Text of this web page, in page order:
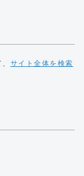
サイト全体を検索